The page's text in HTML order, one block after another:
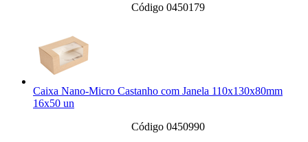
Código 0450179
Caixa Nano-Micro Castanho com Janela 110x130x80mm
16x50 un
Código 0450990